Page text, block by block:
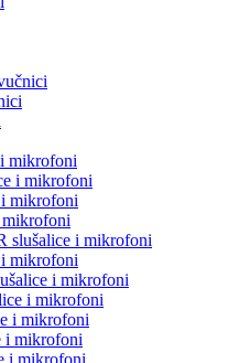
mikrofoni
i mikrofoni
i mikrofoni
slušalice i mikrofoni
i mikrofoni
i mikrofoni
i mikrofoni
i mikrofoni
i mikrofoni
i mikrofoni